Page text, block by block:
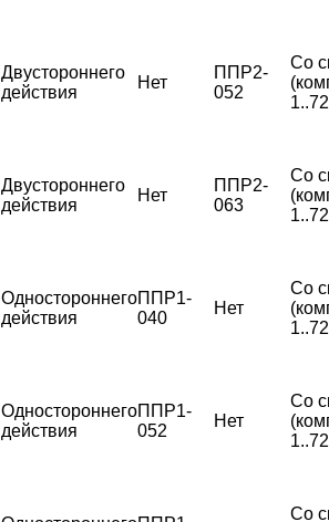
Двустороннего
действия
Нет
ППР2-
052
Со
Двустороннего
действия
Нет
ППР2-
063
Со
Одностороннего
действия
ППР1-
040
Нет
Со
Одностороннего
действия
ППР1-
052
Нет
Со
Со